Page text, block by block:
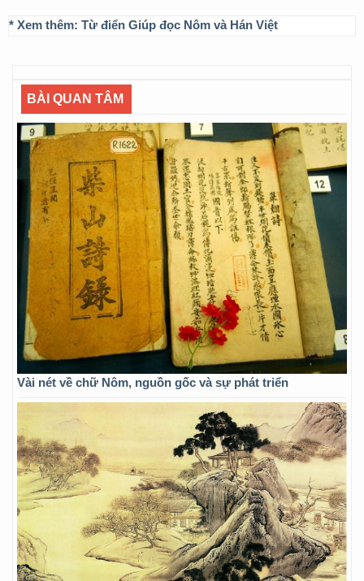
* Xem thêm: Từ điển Giúp đọc Nôm và Hán Việt
BÀI QUAN TÂM
Vài nét về chữ Nôm, nguồn gốc và sự phát triển